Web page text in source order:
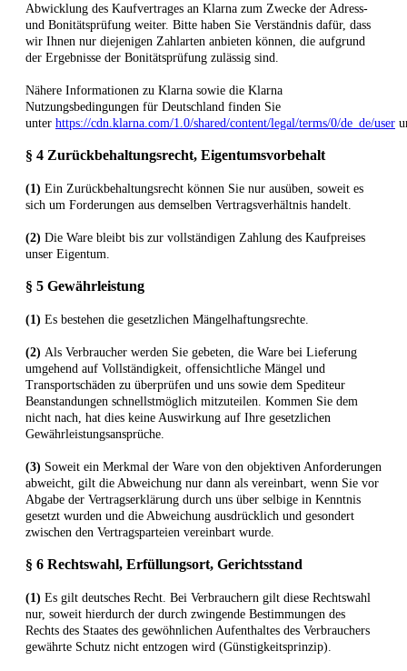
Abwicklung des Kaufvertrages an Klarna zum Zwecke der Adress-
und Bonitätsprüfung weiter. Bitte haben Sie Verständnis dafür, dass
wir Ihnen nur diejenigen Zahlarten anbieten können, die aufgrund
der Ergebnisse der Bonitätsprüfung zulässig sind.
Nähere Informationen zu Klarna sowie die Klarna
Nutzungsbedingungen für Deutschland finden Sie
unter https://cdn.klarna.com/1.0/shared/content/legal/terms/0/de_de/user
§ 4 Zurückbehaltungsrecht, Eigentumsvorbehalt
(1) Ein Zurückbehaltungsrecht können Sie nur ausüben, soweit es
sich um Forderungen aus demselben Vertragsverhältnis handelt.
(2) Die Ware bleibt bis zur vollständigen Zahlung des Kaufpreises
unser Eigentum.
§ 5 Gewährleistung
(1) Es bestehen die gesetzlichen Mängelhaftungsrechte.
(2) Als Verbraucher werden Sie gebeten, die Ware bei Lieferung
umgehend auf Vollständigkeit, offensichtliche Mängel und
Transportschäden zu überprüfen und uns sowie dem Spediteur
Beanstandungen schnellstmöglich mitzuteilen. Kommen Sie dem
nicht nach, hat dies keine Auswirkung auf Ihre gesetzlichen
Gewährleistungsansprüche.
(3) Soweit ein Merkmal der Ware von den objektiven Anforderungen
abweicht, gilt die Abweichung nur dann als vereinbart, wenn Sie vor
Abgabe der Vertragserklärung durch uns über selbige in Kenntnis
gesetzt wurden und die Abweichung ausdrücklich und gesondert
zwischen den Vertragsparteien vereinbart wurde.
§ 6 Rechtswahl, Erfüllungsort, Gerichtsstand
(1) Es gilt deutsches Recht. Bei Verbrauchern gilt diese Rechtswahl
nur, soweit hierdurch der durch zwingende Bestimmungen des
Rechts des Staates des gewöhnlichen Aufenthaltes des Verbrauchers
gewährte Schutz nicht entzogen wird (Günstigkeitsprinzip).